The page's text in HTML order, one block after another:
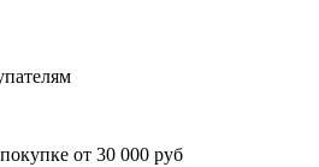
от 30 000 руб